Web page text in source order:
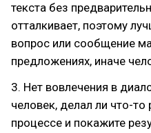
текста без
отталкивает, поэтому
вопрос или сообщение
предложениях, иначе
3. Нет вовлечения в
человек, делал ли что-то
процессе и покажите